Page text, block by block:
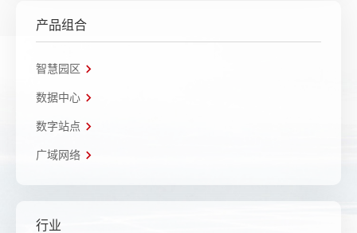
产品组合
智慧园区
数据中心
数字站点
广域网络
行业